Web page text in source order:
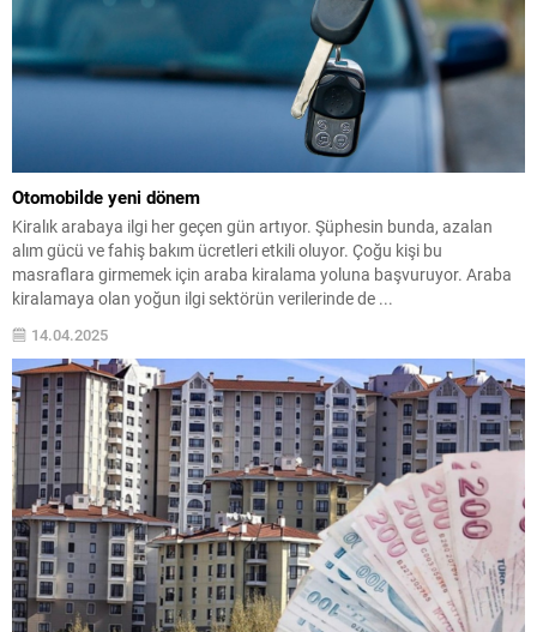
Otomobilde yeni dönem
Kiralık arabaya ilgi her geçen gün artıyor. Şüphesin bunda, azalan
alım gücü ve fahiş bakım ücretleri etkili oluyor. Çoğu kişi bu
masraflara girmemek için araba kiralama yoluna başvuruyor. Araba
kiralamaya olan yoğun ilgi sektörün verilerinde de ...
14.04.2025